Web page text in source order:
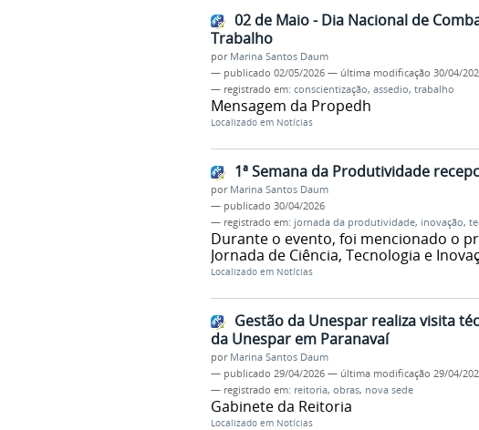
02 de Maio - Dia Nacional de
Trabalho
por Marina Santos Daum
— publicado 02/05/2026 — última modificação 30/04/
— registrado em: conscientização, assedio, trabalho
Mensagem da Propedh
Localizado em Notícias
1ª Semana da Produtividade
por Marina Santos Daum
— publicado 30/04/2026
— registrado em: jornada da produtividade, inovação,
Durante o evento, foi mencionado o
Jornada de Ciência, Tecnologia e
Localizado em Notícias
Gestão da Unespar realiza visita
da Unespar em Paranavaí
por Marina Santos Daum
— publicado 29/04/2026 — última modificação 29/04/
— registrado em: reitoria, obras, nova sede
Gabinete da Reitoria
Localizado em Notícias